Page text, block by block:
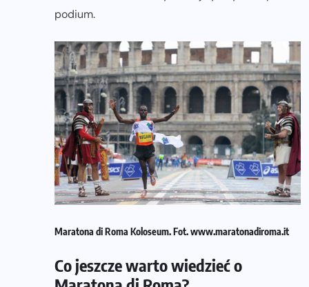
podium.
Maratona di Roma Koloseum. Fot. www.maratonadiroma.it
Co jeszcze warto wiedzieć o